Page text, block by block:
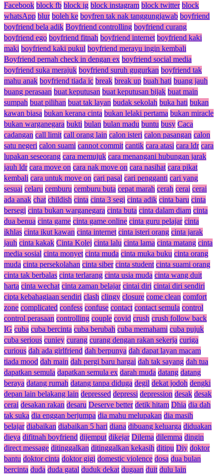
Facebook block fb block ig block instagram block twitter block
whatsApp blur boleh ke boyfren tak nak tanggungjawab boyfriend
boyfriend bela adik Boyfriend controlling boyfriend curang
boyfriend ego boyfriend fitnah boyfriend internet boyfriend kaki
maki boyfriend kaki pukul boyfriend merayu ingin kembali
Boyfriend pernah check in dengan ex boyfriend social media
boyfriend suka merajuk boyfriend suruh gugurkan boyfriend tak
mahu anak boyfriend tiada ic break break up buah hati buang jauh
buang perasaan buat keputusan buat keputusan bijak buat main
sumpah buat pilihan buat tak layan budak sekolah buka hati bukan
kawan biasa bukan kerana cinta bukan lelaki pertama bukan miracle
bukan warganegara bukti bulan bulan madu buntu busy Caca
cadangan call limit call orang lain calon isteri calon pasangan calon
satu negeri calon suami cannot commit cantik cara atasi cara ldr cara
lupakan seseorang cara memujuk cara menangani hubungan jarak
jauh ldr cara move on cara nak move on cara nasihat cara pikat
kembali cara untuk move on cari pasal cari pengganti cari yang
sesuai celaru cemburu cemburu buta cepat marah cerah cerai cerai
ada anak chat childish cinta cinta 3 segi cinta adik cinta baru cinta
bersegi cinta bukan warganegara cinta buta cinta dalam diam cinta
dua benua cinta game cinta game online cinta guru pelajar cinta
ikhlas cinta ikut kawan cinta internet cinta isteri orang cinta jarak
jauh cinta kakak Cinta Kolej cinta lalu cinta lama cinta matang cinta
media sosial cinta monyet cinta muda cinta muka buku cinta orang
muda cinta persekolahan cinta siber cinta student cinta suami orang
cinta tak berbalas cinta terlarang cinta usia muda cinta wang duit
harta cinta wechat cinta zaman belajar cintai diri cintai diri sendiri
cipta kebahagiaan sendiri clash clingy closure come clean comfort
zone complicated confess confuse contact contact semula control
control perasaan controlling couple covid crush crush follow back
IG cuba cuba bercinta cuba berubah cuba memahami cuba pujuk
cuba serious cuniey curang curang dengan rakan sekerja curiga
curious dah ada girlfriend dah berpunya dah dapat layan macam
tiada mood dah main dah pergi baru hargai dah tak sayang dah tua
dapatkan semula dapatkan semula ex darah muda datang datang
beraya datang rumah datang tanpa diduga degil dekat jodoh dengki
depan lain belakang lain depressed depressi depression desak desak
cerai desakan rakan desaru Deserve better detik hitam Dhia dia dah
tak suka dia enggan berjumpa dia mahu melupakan dia masih
belajar diabaikan diabaikan 5 hari diana dibuang keluarga diduakan
dieya difitnah boyfriend dijemput dikejar Dilema dilemma dingin
direct message ditinggalkan ditinggalkan kekasih ditipu Diy doktor
bantu doktor cinta doktor gigi domestic violence dosa dua bulan
bercinta duda duda gatal duduk dekat dugaan duit dulu lain